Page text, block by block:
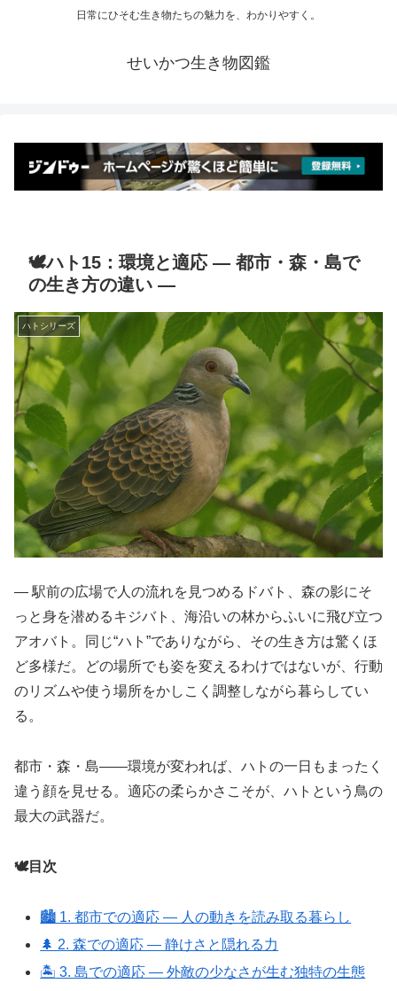
日常にひそむ生き物たちの魅力を、わかりやすく。
せいかつ生き物図鑑
🕊️ハト15：環境と適応 ― 都市・森・島で
の生き方の違い ―
ハトシリーズ
― 駅前の広場で人の流れを見つめるドバト、森の影にそ
っと身を潜めるキジバト、海沿いの林からふいに飛び立つ
アオバト。同じ“ハト”でありながら、その生き方は驚くほ
ど多様だ。どの場所でも姿を変えるわけではないが、行動
のリズムや使う場所をかしこく調整しながら暮らしてい
る。
都市・森・島――環境が変われば、ハトの一日もまったく
違う顔を見せる。適応の柔らかさこそが、ハトという鳥の
最大の武器だ。
🕊️目次
🏙️ 1. 都市での適応 ― 人の動きを読み取る暮らし
🌲 2. 森での適応 ― 静けさと隠れる力
🏝️ 3. 島での適応 ― 外敵の少なさが生む独特の生態